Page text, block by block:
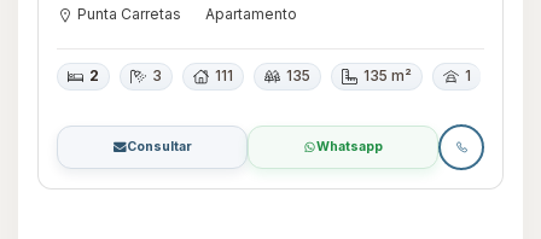
Punta Carretas Apartamento
2 3 111 135 135 m² 1
Consultar Whatsapp